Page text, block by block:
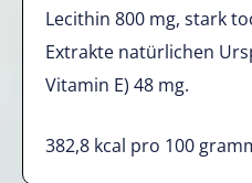
Lecithin 800 mg, stark
Extrakte natürlichen
Vitamin E) 48 mg.
382,8 kcal pro 100